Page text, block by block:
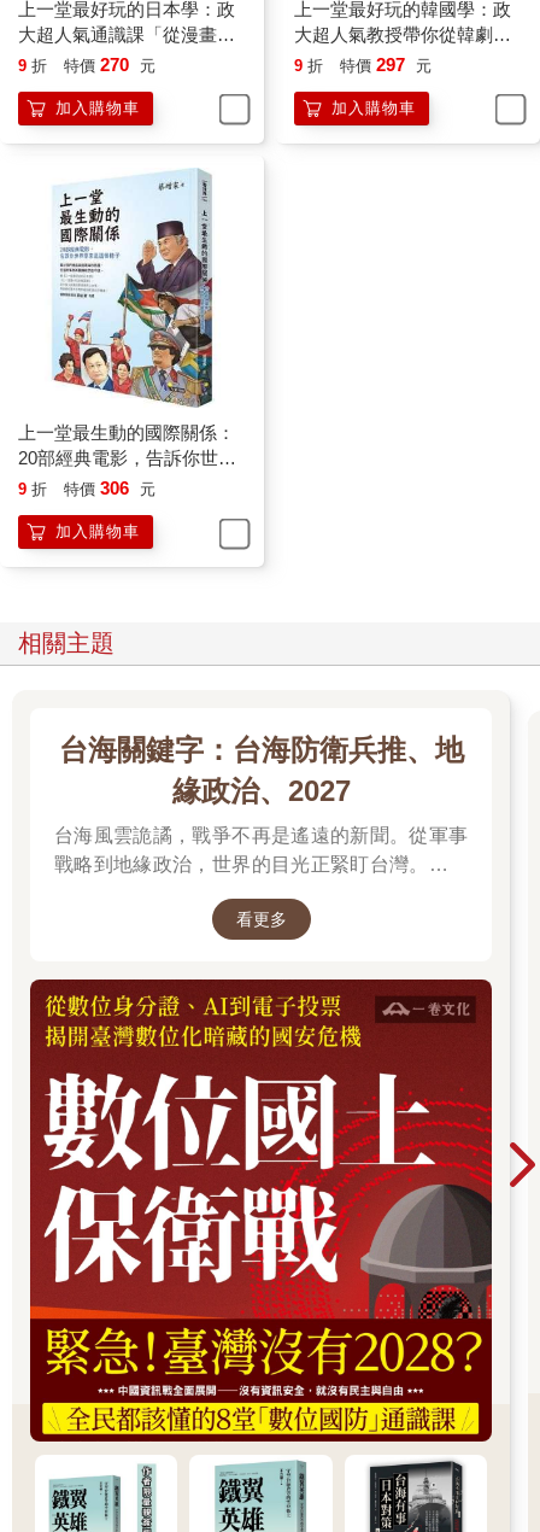
美國種族衝突與對立卻不減反增，在白人至上主義下，竟然有上
千名黑人遭到白人警察的槍殺。有人說，這是美國白人在黑人總
統統治下的集體反撲，也有人說，那是白種人被剝奪下的集體焦
而當黑人也好不容易攀上政治的巔峰，卻反而激化種族的對立，
讓多少黑人淪為槍下亡魂，這應該是金恩博士始料未及的。美國
種族問題最大根源，在於美國社會長期以來對黑人的定見，連身
為首位黑人總統的歐巴馬自己也承認，種族歧視在美國是一種從
來沒有被治好的病，它只能緩和，但無法根治。例如當歐巴馬擔
任參議員時，穿著燕尾服參加國宴，有不認識他的白人外賓，很
自然地把手中的紅酒杯交到他的手上，把他當成是服務生；當宴
會結束時，歐巴馬在飯店門外等司機把車開過來時，有白人開車
進來，也很自然地把車鑰匙交到他的手中後逕自走進飯店，以為
他是泊車小弟。連歐巴馬都曾經有過如此遭遇，更何況一般市井
小民？
將視角回到距今一百五十一年前（一八六五年）的四月，那是美
國歷史上最值得紀念的一個月分，因為在該年的四月九日，南軍
指揮官羅伯特．李向北軍格蘭特將軍投降，美國南北內戰正式宣
講文：「對任何人不懷惡意，以慈悲對待所有人的至高善意。」
在當時南北激烈的分裂主義下，這是多麼高貴的情操！
一名來自南方的激進主義者約翰．布斯暗殺，他想以刺殺總統的
方式，挽回南軍在南北戰爭中的頹勢。林肯總統於隔天宣告不
位總統遇刺，但也揭開了美國暴力主義向領袖行兇的不良風氣。
在這之後的一百年當中，美國總計有三位總統被刺身亡（加菲爾
德、麥金萊及甘迺迪），而美國第一位黑人總統歐巴馬，在他上
任以來所收到的暴力恐嚇信也比任何一位總統還多。
在電影當中，談論到美國黑人爭權奮鬥史的，較具代表性的當是
《白宮第一管家》一片。該片是二○一三年由美國導演李．丹尼爾
斯所執導的歷史劇情片，改編自非裔黑人尤金．艾倫的故事。艾
人，在因緣際會下被推薦到美國的政治權力中心白宮，擔任總統
的貼身管家。在艾倫的細心及努力下，贏得歷任總統信任，因此
他在白宮服務長達三十四年，歷經七任總統，這部片便是從艾倫
重大政治事件，包括甘迺迪總統被刺、詹森總統發動越戰、尼克
森總統的水門事件。導演也巧妙把這些政治事件，透過艾倫的兒
子與美國黑人的爭權史相互連結，加強了這部電影的可看性。
猶記得在電影最後黑奴出身的男主角看到歐巴馬當選美國總統，
不由自主地流下欣慰眼淚。只不過故事主人翁在二○一○年便過
世，沒有目睹歐巴馬上台後種族衝突對立日益擴大的場面。
美國民權運動領袖馬丁．路德．金恩曾經說過：「我們必須接受
失望，因為它是有限的；但千萬不可失去希望，因為它是無限
的。」不知道美國種族和解的曙光，何時才會出現。
隱士之國緬甸的民主歷程
猶記得十年前第一次訪問緬甸時，我追隨百年前喬治．歐威爾的
腳步，體會他在《緬甸歲月》中的點滴記事。我漫步在仰光的街
道上，不時看見安靜地走在街上的僧侶們，以及臉上抹著白粉的
上一堂最好玩的日本學：政
大超人氣通識課「從漫畫看
日本」
9 折 特價 270 元
加入購物車
上一堂最好玩的韓國學：政
大超人氣教授帶你從韓劇看
韓國社會、政治、外交與兩
9 折 特價 297 元
加入購物車
上一堂最生動的國際關係：
20部經典電影，告訴你世界
原來是這個樣子
9 折 特價 306 元
加入購物車
相關主題
台海關鍵字：台海防衛兵推、地
緣政治、2027
台海風雲詭譎，戰爭不再是遙遠的新聞。從軍事
戰略到地緣政治，世界的目光正緊盯台灣。我們
無法選擇風暴是否到來，但可以選擇用知識面對
看更多